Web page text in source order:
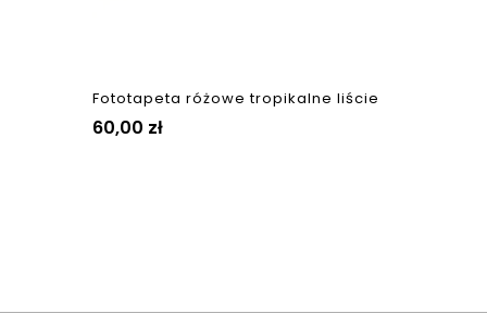
Fototapeta różowe tropikalne liście
Cena
60,00 zł